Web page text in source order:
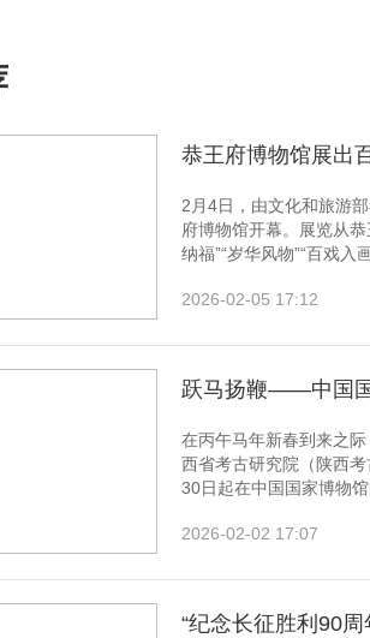
恭王府博物馆展出
2月4日，由文化和旅游
府博物馆开幕。展览从
纳福”“岁华风物”“百戏入
2026-02-05 17:12
跃马扬鞭——中国
在丙午马年新春到来之
西省考古研究院（陕西
30日起在中国国家博物馆
2026-02-02 17:07
“纪念长征胜利90